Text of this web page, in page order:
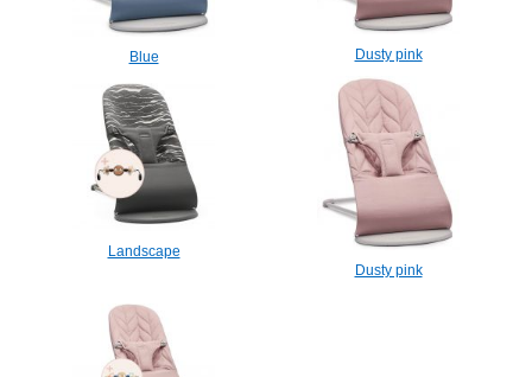
Blue Dusty pink
Landscape
Dusty pink